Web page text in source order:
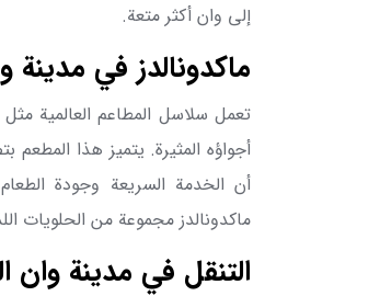
إلى وان أكثر متعة.
ماكدونالدز في مدينة
تعمل سلاسل المطاعم العالمية
أجواؤه المثيرة. يتميز هذا المطعم
أن الخدمة السريعة وجودة
ماكدونالدز مجموعة من الحلويات
التنقل في مدينة وان